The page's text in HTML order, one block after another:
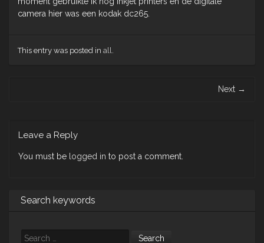
camera hier was een kodak dc265.
This entry was posted in all.
Next →
Leave a Reply
You must be logged in to post a comment.
Search keywords
Search